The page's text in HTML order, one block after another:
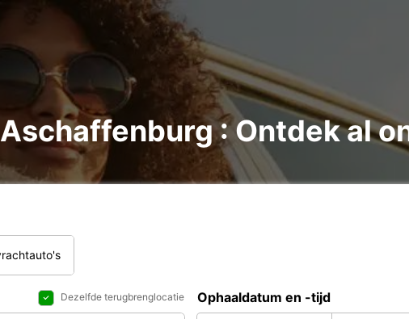
: Ontdek al
Dezelfde terugbrenglocatie Ophaaldatum en -tijd